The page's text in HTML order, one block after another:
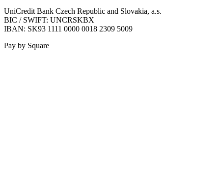
UniCredit Bank Czech Republic and Slovakia, a.s.
BIC / SWIFT: UNCRSKBX
IBAN: SK93 1111 0000 0018 2309 5009
Pay by Square